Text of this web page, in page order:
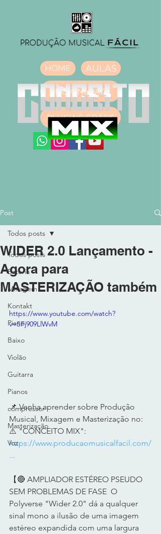
HOME AULAS
DOWNLOAD
PLUGINS GRÁTIS
Post
Todos posts
Bateria
MIxagem
Kontakt
Piano
Baixo
Violão
Guitarra
Pianos
compressor
Masterização
Voz
Todos posts
WIDER 2.0 Lançamento -
Agora para
MASTERIZAÇÃO também
https://www.youtube.com/watch?
v=SFj909LlWvM
📌 Venha aprender sobre Produção
Musical, Mixagem e Masterização no:
⚠️ "CONCEITO MIX":
https://www.producaomusicalfacil.com/
...
【🔴 AMPLIADOR ESTÉREO PSEUDO
SEM PROBLEMAS DE FASE  O
Polyverse "Wider 2.0" dá a qualquer
sinal mono a ilusão de uma imagem
estéreo expandida com uma largura